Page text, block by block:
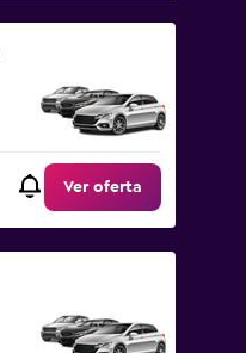
Ver oferta